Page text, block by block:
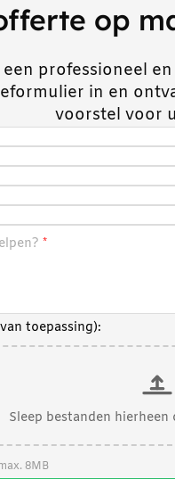
op
professioneel
in en
voorstel voor
toepassing):
Sleep bestanden
8MB